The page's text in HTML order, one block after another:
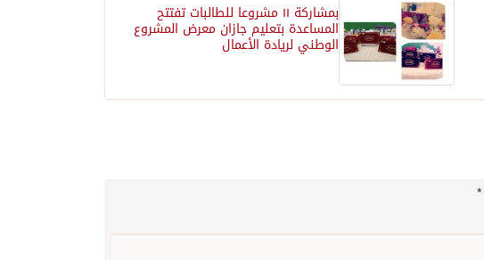
بمشاركة ١١ مشروعا للطالبات تفتتح
المساعدة بتعليم جازان معرض المشروع
الوطني لريادة الأعمال
*